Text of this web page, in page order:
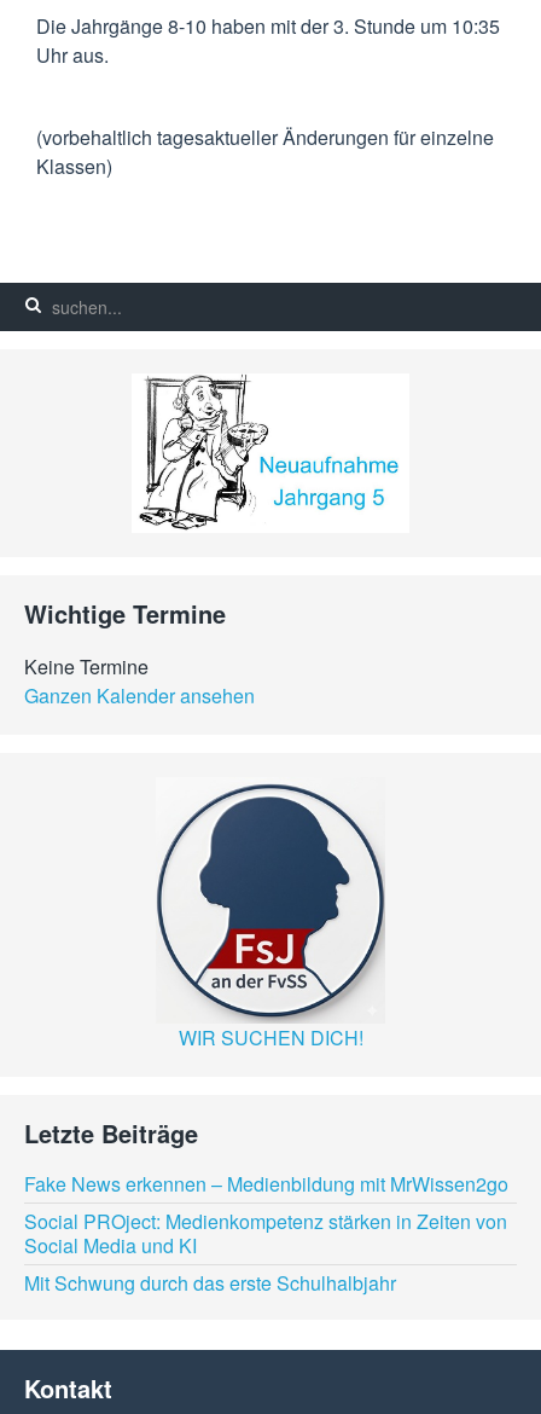
Die Jahrgänge 8-10 haben mit der 3. Stunde um 10:35
Uhr aus.
(vorbehaltlich tagesaktueller Änderungen für einzelne
Klassen)
Wichtige Termine
Keine Termine
Ganzen Kalender ansehen
WIR SUCHEN DICH!
Letzte Beiträge
Fake News erkennen – Medienbildung mit MrWissen2go
Social PROject: Medienkompetenz stärken in Zeiten von
Social Media und KI
Mit Schwung durch das erste Schulhalbjahr
Kontakt